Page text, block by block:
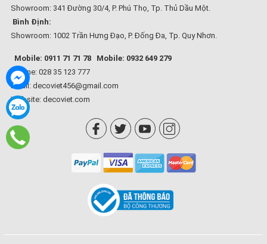
Showroom: 341 Đường 30/4, P. Phú Thọ, Tp. Thủ Dầu Một.
Bình Định:
Showroom: 1002 Trần Hưng Đạo, P. Đống Đa, Tp. Quy Nhơn.
Mobile: 0911 71 71 78
Mobile: 0932 649 279
Hotline: 028 35 123 777
Email: decoviet456@gmail.com
Website: decoviet.com